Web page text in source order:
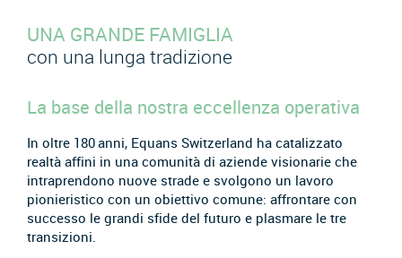
UNA GRANDE FAMIGLIA
con una lunga tradizione
La base della nostra eccellenza operativa
In oltre 180 anni, Equans Switzerland ha catalizzato
realtà affini in una comunità di aziende visionarie che
intraprendono nuove strade e svolgono un lavoro
pionieristico con un obiettivo comune: affrontare con
successo le grandi sfide del futuro e plasmare le tre
transizioni.